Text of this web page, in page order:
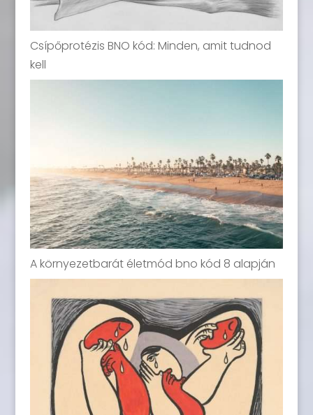
Csípőprotézis BNO kód: Minden, amit tudnod
kell
A környezetbarát életmód bno kód 8 alapján